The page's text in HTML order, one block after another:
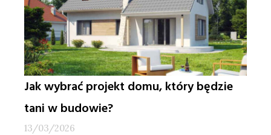
Jak wybrać projekt domu, który będzie
tani w budowie?
13/03/2026